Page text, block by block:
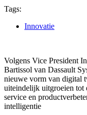
Tags:
Innovatie
Volgens Vice President
Bartissol van Dassault
nieuwe vorm van digital
uiteindelijk uitgroeien tot
service en
intelligentie